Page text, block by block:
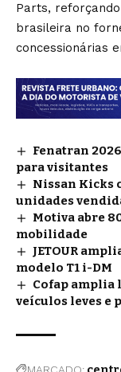
Parts,
brasileira no
concessionárias
Fenatran
para visitantes
Nissan Kicks
unidades
Motiva abre
mobilidade
JETOUR
modelo T1 i-DM
Cofap amplia
veículos leves e
MARCADO: